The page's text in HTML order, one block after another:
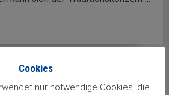
Cookies
nur notwendige Cookies, die